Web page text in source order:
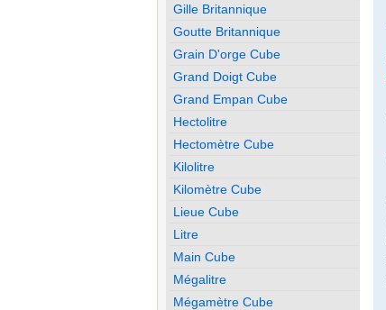
Gille Britannique
Goutte Britannique
Grain D'orge Cube
Grand Doigt Cube
Grand Empan Cube
Hectolitre
Hectomètre Cube
Kilolitre
Kilomètre Cube
Lieue Cube
Litre
Main Cube
Mégalitre
Mégamètre Cube